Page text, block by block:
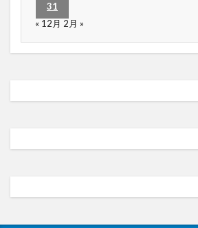
31
« 12月 2月 »